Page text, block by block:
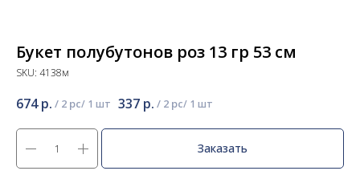
Букет полубутонов роз 13 гр 53 см
SKU: 4138м
674 р. / 2 pc 337 р. / 2 pc
Заказать